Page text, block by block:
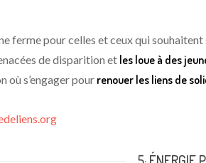
ferme pour celles et ceux qui
de disparition et les loue à des
où s’engager pour renouer les liens de